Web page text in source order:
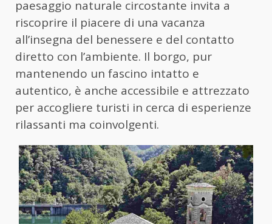
paesaggio naturale circostante invita a
riscoprire il piacere di una vacanza
all’insegna del benessere e del contatto
diretto con l’ambiente. Il borgo, pur
mantenendo un fascino intatto e
autentico, è anche accessibile e attrezzato
per accogliere turisti in cerca di esperienze
rilassanti ma coinvolgenti.